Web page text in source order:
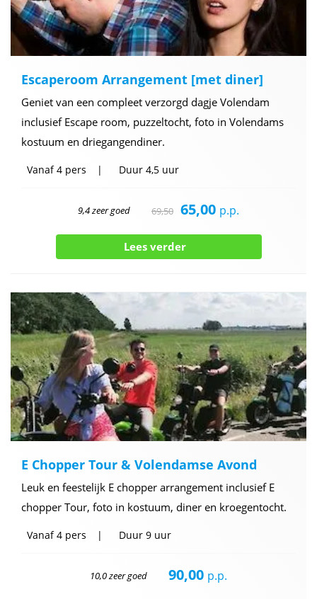
Escaperoom Arrangement [met diner]
Geniet van een compleet verzorgd dagje Volendam
inclusief Escape room, puzzeltocht, foto in Volendams
kostuum en driegangendiner.
Vanaf4 pers Duur 4,5 uur
9,4 zeer goed 69,50 65,00 p.p.
Lees verder
E Chopper Tour & Volendamse Avond
Leuk en feestelijk E chopper arrangement inclusief E
chopper Tour, foto in kostuum, diner en kroegentocht.
Vanaf4 pers Duur 9 uur
10,0 zeer goed 90,00 p.p.